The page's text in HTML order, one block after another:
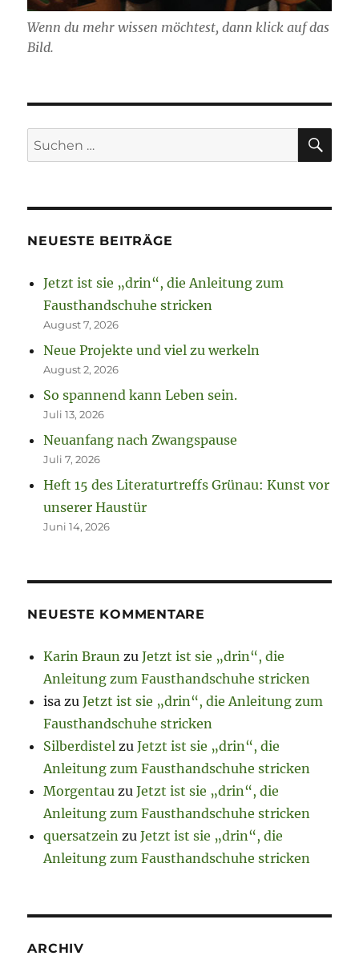
Wenn du mehr wissen möchtest, dann klick auf das
Bild.
Suchen
nach:
NEUESTE BEITRÄGE
Jetzt ist sie „drin“, die Anleitung zum
Fausthandschuhe stricken
August 7, 2026
Neue Projekte und viel zu werkeln
August 2, 2026
So spannend kann Leben sein.
Juli 13, 2026
Neuanfang nach Zwangspause
Juli 7, 2026
Heft 15 des Literaturtreffs Grünau: Kunst vor
unserer Haustür
Juni 14, 2026
NEUESTE KOMMENTARE
Karin Braun zuJetzt ist sie „drin“, die
Anleitung zum Fausthandschuhe stricken
isa zuJetzt ist sie „drin“, die Anleitung zum
Fausthandschuhe stricken
Silberdistel zuJetzt ist sie „drin“, die
Anleitung zum Fausthandschuhe stricken
Morgentau zuJetzt ist sie „drin“, die
Anleitung zum Fausthandschuhe stricken
quersatzein zuJetzt ist sie „drin“, die
Anleitung zum Fausthandschuhe stricken
ARCHIV